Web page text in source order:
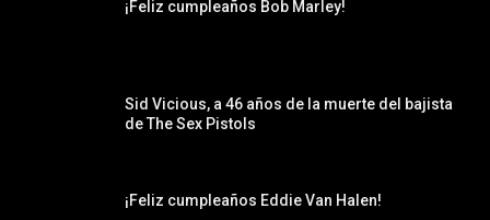
¡Feliz cumpleaños Bob Marley!
Sid Vicious, a 46 años de la muerte del bajista
de The Sex Pistols
¡Feliz cumpleaños Eddie Van Halen!